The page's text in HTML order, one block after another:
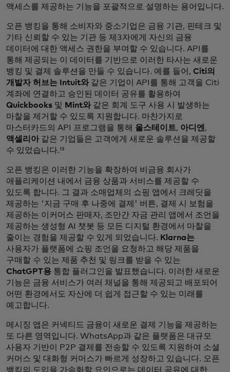
액세스를 제공하는 기능을 포괄적으로 설명하는 용어입니다.
오픈 뱅킹을 통해 소비자와 중소기업은 금융 기관, 핀테크 및
기타 신뢰할 수 있는 기관 등 제3자에게 자신의 금융
데이터에 대한 액세스 권한을 부여할 수 있습니다. API를
통해 제공되는 이 데이터를 기반으로 이러한 타사는 새로운
뱅킹 및 결제 솔루션을 만들 수 있습니다. 예를 들어, Citi의
개발자 허브는
Intuit와같은 기업이 API를 통해 고객을 Citi
계좌에 연결하고 승인된 데이터 공유를 활용하여
Quickbooks 및 Mint와같은 회계 도구 사용 시 발생하는
마찰을 제거할 수 있도록 지원합니다. 마찬가지로
마스터카드의 API 프로그램을 통해 올스테이트, 아디엔 ,
액셀리아같은 기업들은 고객에게 새로운 솔루션을 제공할
수 있었습니다.¹³
오픈 뱅킹은 이러한 기능을 확장하여 비금융 회사가
애플리케이션 내에서 금융 상품과 서비스를 제공할 수
있도록 합니다. 그 결과 소매업체의 쇼핑 앱에서 크레딧을
제공하는 '지금 구매 후 나중에 결제' 버튼, 결제 시 보험을
제공하는 이커머스 판매자, 조만간 자금 관리 앱에서 조언을
제공하는 생성형 AI 챗봇 등 모든 디지털 환경에서 마찰을
줄이는 경험을 제공할 수 있게 되었습니다. Klarna는
사용자가 플랫폼에 쇼핑 조언을 요청하고 해당 제품을
구매할 수 있는 제품 추천 및 링크를 받을 수 있는
ChatGPT용 통합 플러그인을 발표했습니다. 이러한 새로운
기능은 금융 서비스가 여러 채널을 통해 제공되고 배포되어
어떤 환경에서도 자산에 더 쉽게 접근할 수 있는 미래를
예고합니다.
메시징 앱은 커넥티드 금융이 새로운 결제 기능을 제공하는
또 다른 영역입니다. WhatsApp과 같은 플랫폼은 대규모
사용자 기반이 P2P 결제를 전송할 수 있도록 지원하여 소셜
커머스 및 대화형 커머스가 빠르게 성장하고 있습니다. 오픈
뱅킹의 도입을 가속화할 요인으로는 데이터 공유에 대한